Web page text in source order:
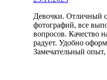
Девочки. Отличный
фотографий, все
вопросов. Качество
радует. Удобно
Замечательный